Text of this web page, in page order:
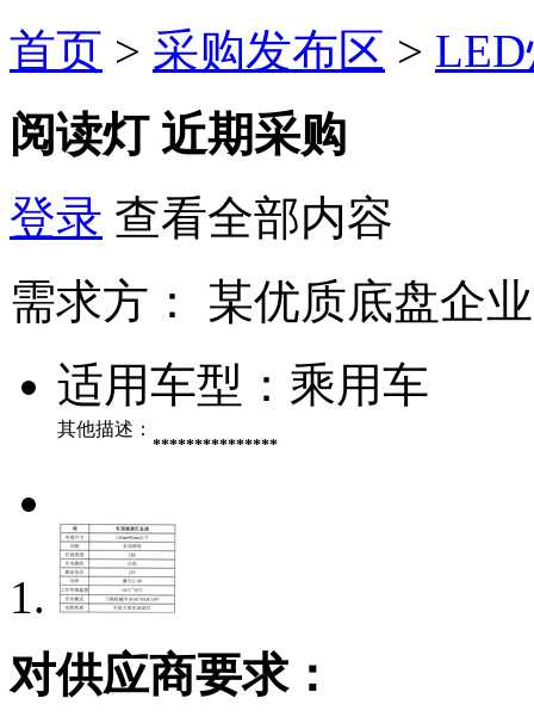
首页 > 采购发布区 >
阅读灯 近期采购
登录 查看全部内容
需求方：
某优质底盘企业
适用车型： 乘用车
其他描述：
***************
对供应商要求：